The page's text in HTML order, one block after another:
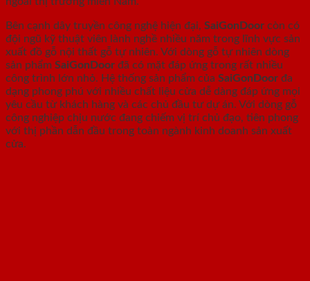
Bên cạnh dây truyền công nghệ hiện đại, SaiGonDoor còn có
đội ngũ kỹ thuật viên lành nghề nhiều năm trong lĩnh vực sản
xuất đồ gỗ nội thất gỗ tự nhiên. Với dòng gỗ tự nhiên dòng
sản phẩm SaiGonDoor đã có mặt đáp ứng trong rất nhiều
công trình lớn nhỏ. Hệ thống sản phẩm của SaiGonDoor đa
dạng phong phú với nhiều chất liệu cửa dễ dàng đáp ứng mọi
yêu cầu từ khách hàng và các chủ đầu tư dự án. Với dòng gỗ
công nghiệp chịu nước đang chiếm vị trí chủ đạo, tiên phong
với thị phần dẫn đầu trong toàn ngành kinh doanh sản xuất
cửa.